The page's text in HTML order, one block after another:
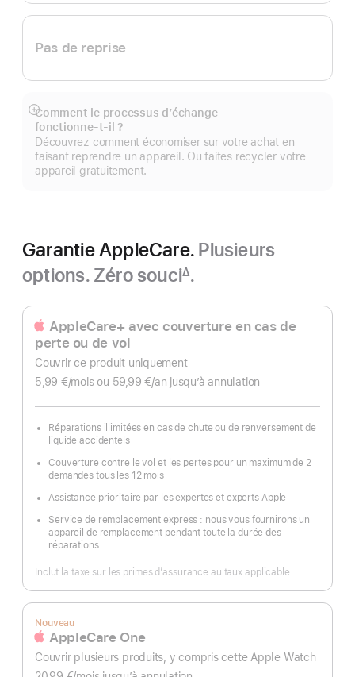
Pas de reprise
Comment le processus d’échange
fonctionne‑t‑il ?
Découvrez comment économiser sur votre achat en
faisant reprendre un appareil. Ou faites recycler votre
appareil gratuitement.
Afficher
plus
Garantie AppleCare. Plusieurs
options. Zéro souci
de
bas
page
∆.
AppleCare+ avec couverture en cas de
perte ou de vol
Couvrir ce produit uniquement
5,99 €/moispar
ou 59,99 €/an par
jusqu’à annulation
Réparations illimitées en cas de chute ou de renversement de
liquide accidentels
Couverture contre le vol et les pertes pour un maximum de 2
demandes tous les 12 mois
Assistance prioritaire par les expertes et experts Apple
Service de remplacement express : nous vous fournirons un
appareil de remplacement pendant toute la durée des
réparations
Inclut la taxe sur les primes d’assurance au taux applicable
Nouveau
AppleCare One
Couvrir plusieurs produits, y compris cette Apple Watch